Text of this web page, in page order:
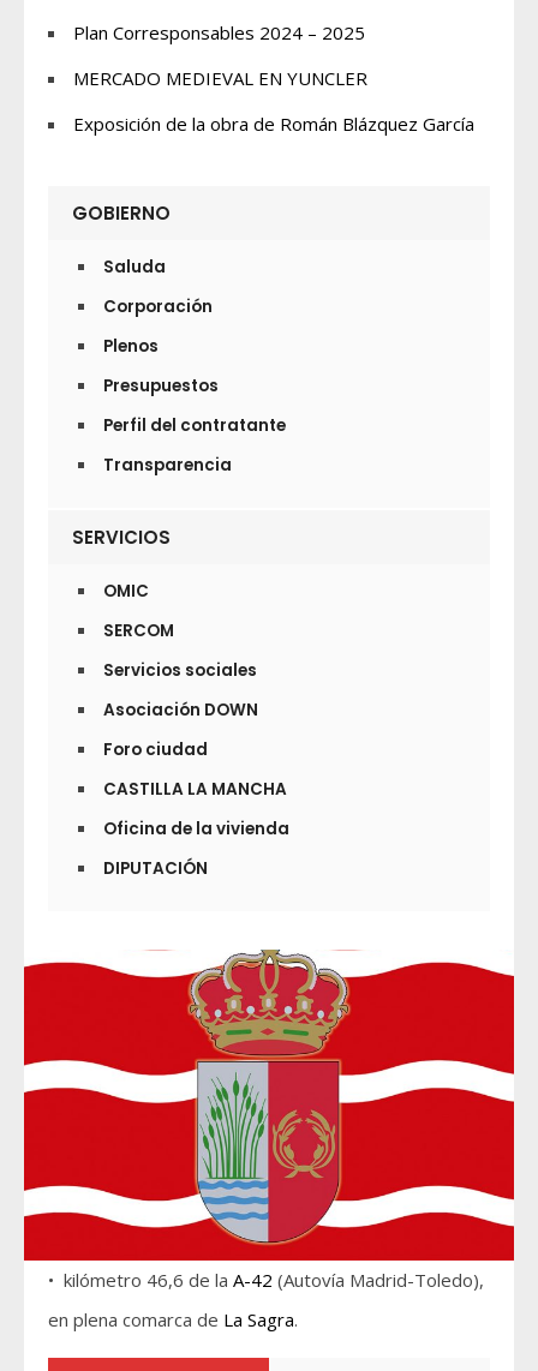
Plan Corresponsables 2024 – 2025
MERCADO MEDIEVAL EN YUNCLER
Exposición de la obra de Román Blázquez García
GOBIERNO
Saluda
Corporación
Plenos
Presupuestos
Perfil del contratante
Transparencia
SERVICIOS
OMIC
SERCOM
Servicios sociales
Asociación DOWN
Foro ciudad
CASTILLA LA MANCHA
Oficina de la vivienda
DIPUTACIÓN
• kilómetro 46,6 de la A-42 (Autovía Madrid-Toledo),
en plena comarca de La Sagra.